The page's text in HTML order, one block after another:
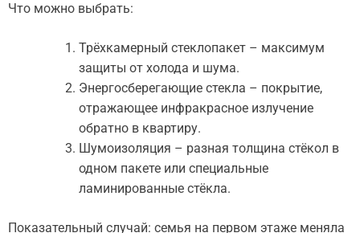
Что можно выбрать:
Трёхкамерный стеклопакет – максимум
защиты от холода и шума.
Энергосберегающие стекла – покрытие,
отражающее инфракрасное излучение
обратно в квартиру.
Шумоизоляция – разная толщина стёкол в
одном пакете или специальные
ламинированные стёкла.
Показательный случай: семья на первом этаже меняла